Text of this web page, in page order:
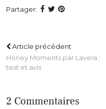
Partager:
Article précédent
Honey Moments par Lavera :
test et avis
2 Commentaires